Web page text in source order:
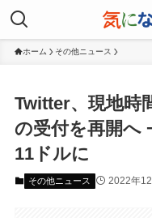
ホーム その他ニュース
Twitter、現地時
の受付を再開へ
11ドルに
その他ニュース 2022年